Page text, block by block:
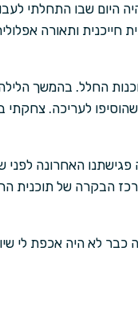
היום שבו התחלתי
חייכנית ותאורה
החלל. בהמשך
לעריכה.
פגישתנו האחרונה
הבקרה של תוכנית
לא היה אכפת לי